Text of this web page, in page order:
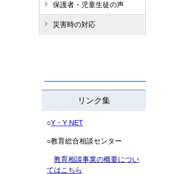
保護者・児童生徒の声
災害時の対応
リンク集
○Y・Y NET
○教育総合相談センター
教育相談事業の概要につい
てはこちら